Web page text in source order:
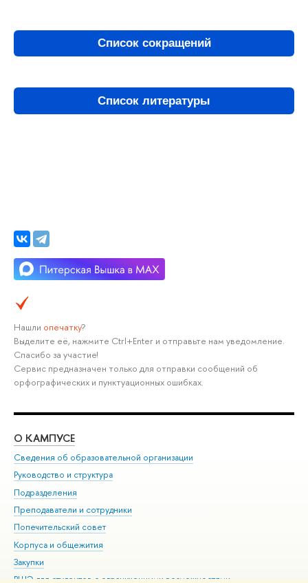
Список сокращений
Список литературы
Нашли опечатку?
Выделите её, нажмите Ctrl+Enter и отправьте нам уведомление.
Спасибо за участие!
Сервис предназначен только для отправки сообщений об
орфографических и пунктуационных ошибках.
О КАМПУСЕ
Сведения об образовательной организации
Руководство и структура
Подразделения
Преподаватели и сотрудники
Попечительский совет
Корпуса и общежития
Закупки
ВШЭ для студентов с ограниченными возможностями